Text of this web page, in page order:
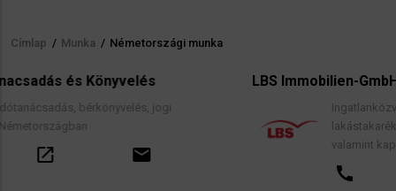
Morzsa
Címlap / Munka / Németországi munka
jogi
LBS Immobilien-GmbH NordWest
Ingatlanközvetítés, lakáscélú
lakástakarék- és építési
valamint kapcsolódó pénzügyi